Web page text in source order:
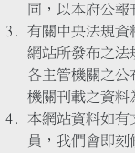
同，以本府公報
有關中央法規資
網站所發布之法
各主管機關之公
機關刊載之資料
本網站資料如有
員，我們會即刻